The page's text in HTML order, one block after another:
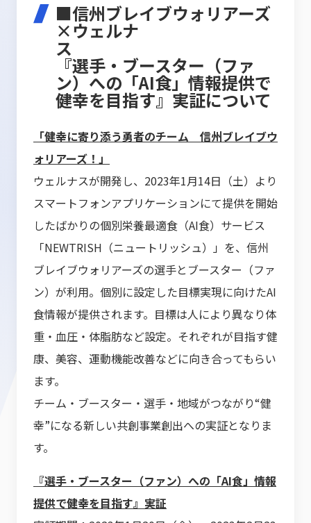
■信州ブレイブウォリアーズ
×ウェルナ
『選手・ブースター（ファ
ン）への「AI食」情報提供で
健幸を目指す』実証について
「健幸に寄り添う勇者のチーム 信州ブレイブウ
ォリアーズ！」
ウェルナスが開発し、2023年1月14日（土）より
スマートフォンアプリケーションにて提供を開始
したばかりの個別栄養最適食（AI食）サービス
「NEWTRISH（ニュートリッシュ）」を、信州
ブレイブウォリアーズの選手とブースター（ファ
ン）が利用。個別に設定した目標実現に向けたAI
食情報が提供されます。目標は人により異なり体
重・血圧・体脂肪など設定。それぞれが目指す健
康、美容、運動機能改善などに向き合ってもらい
ます。
チーム・ブースター・選手・地域がつながり“健
幸”になる新しい共創事業創出への実証となりま
す。
『選手・ブースター（ファン）への「AI食」情報
提供で健幸を目指す』実証